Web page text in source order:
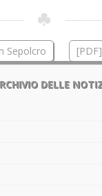
Sepolcro
DELLE